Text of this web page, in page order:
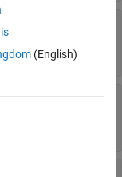
axle
(English)